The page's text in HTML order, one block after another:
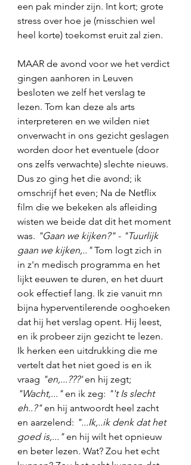
een pak minder zijn. Int kort; grote
stress over hoe je (misschien wel
heel korte) toekomst eruit zal zien.
MAAR de avond voor we het verdict
gingen aanhoren in Leuven
besloten we zelf het verslag te
lezen. Tom kan deze als arts
interpreteren en we wilden niet
onverwacht in ons gezicht geslagen
worden door het eventuele (door
ons zelfs verwachte) slechte nieuws.
Dus zo ging het die avond; ik
omschrijf het even; Na de Netflix
film die we bekeken als afleiding
wisten we beide dat dit het moment
was. "Gaan we kijken?" - "Tuurlijk
gaan we kijken,.." Tom logt zich in
in z'n medisch programma en het
lijkt eeuwen te duren, en het duurt
ook effectief lang. Ik zie vanuit mn
bijna hyperventilerende ooghoeken
dat hij het verslag opent. Hij leest,
en ik probeer zijn gezicht te lezen.
Ik herken een uitdrukking die me
vertelt dat het niet goed is en ik
vraag "en,...???' en hij zegt;
"Wacht,..." en ik zeg: "'t Is slecht
eh..?" en hij antwoordt heel zacht
en aarzelend: "...Ik,..ik denk dat het
goed is,..." en hij wilt het opnieuw
en beter lezen. Wat? Zou het echt